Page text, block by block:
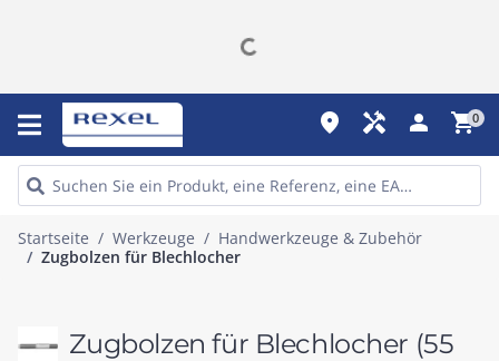
place handyman person shopping_cart0
Startseite Werkzeuge
Handwerkzeuge & Zubehör
Zugbolzen für Blechlocher
Zugbolzen für Blechlocher (55